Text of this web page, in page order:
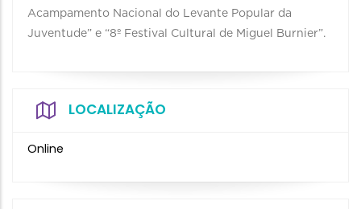
Acampamento Nacional do Levante Popular da
Juventude” e “8º Festival Cultural de Miguel Burnier”.
LOCALIZAÇÃO
Online